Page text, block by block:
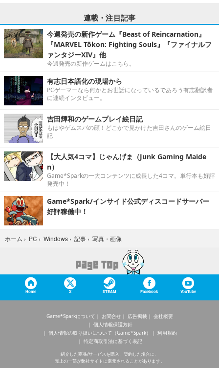
連載・注目記事
今週発売の新作ゲーム『Beast of Reincarnation』
『MARVEL Tōkon: Fighting Souls』『ファイナルフ
ァンタジーXIV』他
今週発売の新作ゲームはこちら。
有志日本語化の現場から
PCゲーマーなら何かとお世話になっているであろう有志翻訳者
に連続インタビュー。
吉田輝和のゲームプレイ絵日記
もはやゲムスパの顔！どこかで見かけた吉田さんのゲーム絵日
記
【大人気4コマ】じゃんげま（Junk Gaming Maide
n）
Game*Sparkの一大コンテンツに成長した4コマ。単行本も好評
発売中！
Game*Spark/インサイド公式ディスコードサーバー
好評稼働中！
ホーム › PC › Windows › 記事 › 写真・画像
Home X STEAM Facebook YouTube
Game*Sparkについて お問合せ 広告掲載
会社概要
個人情報保護方針
個人情報の取り扱いについて（Game*Spark）
利用規約
特定商取引法に基づく表記
紹介した商品/サービスを購入、契約した場合に、
売上の一部が弊社サイトに還元されることがあります。